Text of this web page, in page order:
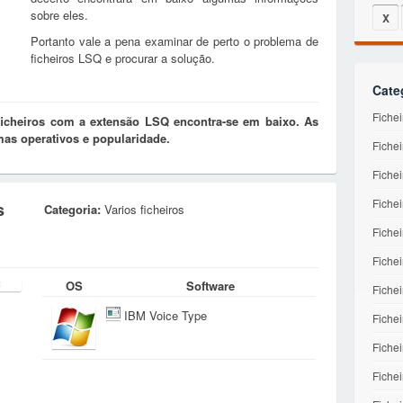
sobre eles.
Portanto vale a pena examinar de perto o problema de
ficheiros LSQ e procurar a solução.
com a extensão LSQ encontra-se em baixo. As
operativos e popularidade.
Categoria: Varios ficheiros
OS
Software
IBM Voice Type
X